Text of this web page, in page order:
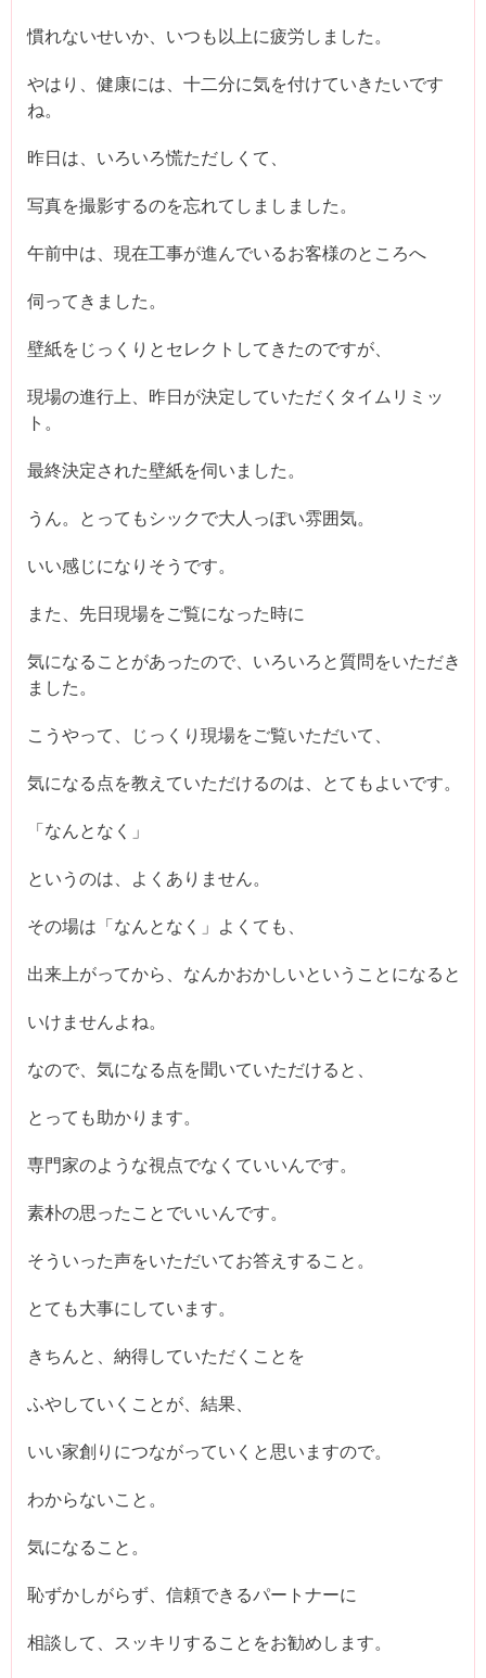
慣れないせいか、いつも以上に疲労しました。
やはり、健康には、十二分に気を付けていきたいです
ね。
昨日は、いろいろ慌ただしくて、
写真を撮影するのを忘れてしましました。
午前中は、現在工事が進んでいるお客様のところへ
伺ってきました。
壁紙をじっくりとセレクトしてきたのですが、
現場の進行上、昨日が決定していただくタイムリミッ
ト。
最終決定された壁紙を伺いました。
うん。とってもシックで大人っぽい雰囲気。
いい感じになりそうです。
また、先日現場をご覧になった時に
気になることがあったので、いろいろと質問をいただき
ました。
こうやって、じっくり現場をご覧いただいて、
気になる点を教えていただけるのは、とてもよいです。
「なんとなく」
というのは、よくありません。
その場は「なんとなく」よくても、
出来上がってから、なんかおかしいということになると
いけませんよね。
なので、気になる点を聞いていただけると、
とっても助かります。
専門家のような視点でなくていいんです。
素朴の思ったことでいいんです。
そういった声をいただいてお答えすること。
とても大事にしています。
きちんと、納得していただくことを
ふやしていくことが、結果、
いい家創りにつながっていくと思いますので。
わからないこと。
気になること。
恥ずかしがらず、信頼できるパートナーに
相談して、スッキリすることをお勧めします。